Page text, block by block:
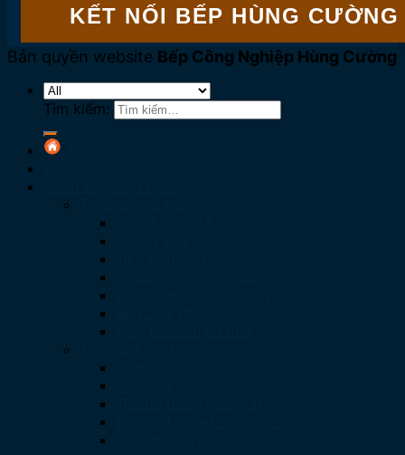
KẾT NỐI BẾP HÙNG CƯỜNG
Bản quyền website Bếp Công Nghiệp Hùng Cường
Tìm kiếm: